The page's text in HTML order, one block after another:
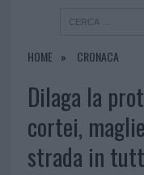
HOME CRONACA
Dilaga la
cortei,
strada in